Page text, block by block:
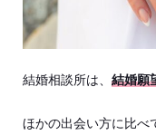
結婚相談所は、 結婚願
ほかの出会い方に比べ